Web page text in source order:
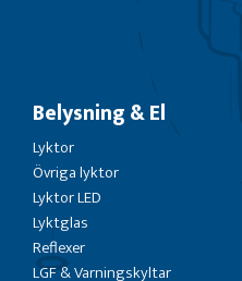
Belysning & El
Lyktor
Övriga lyktor
Lyktor LED
Lyktglas
Reflexer
LGF & Varningskyltar